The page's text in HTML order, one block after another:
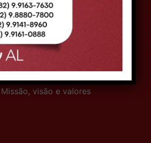
INSTITUCIONAL
Sobre o CRO-AL
Legislação
Conselheiros
Missão, visão e valores